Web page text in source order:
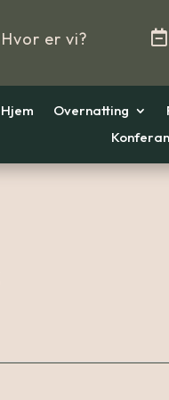
Hvor er vi? 
Hjem Overnatting